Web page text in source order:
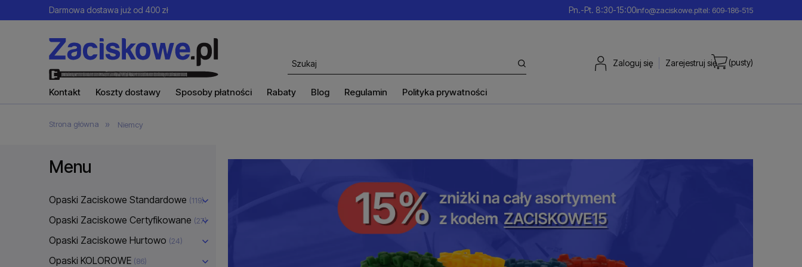
Darmowa dostawa już od 400 zł Pn.-Pt. 8:30-15:00info@zaciskowe.pltel: 609-186-515
Zarejestruj się
Zaloguj się (pusty)
Kontakt Koszty dostawy Sposoby płatności Rabaty Blog Regulamin Polityka prywatności
Strona główna » Niemcy
Menu
Opaski Zaciskowe Standardowe (119)
Opaski Zaciskowe Certyfikowane (27)
Opaski Zaciskowe Hurtowo (24)
Opaski KOLOROWE (86)